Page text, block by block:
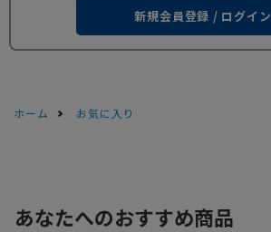
新規会員登録 / ログイン
ホーム お気に入り